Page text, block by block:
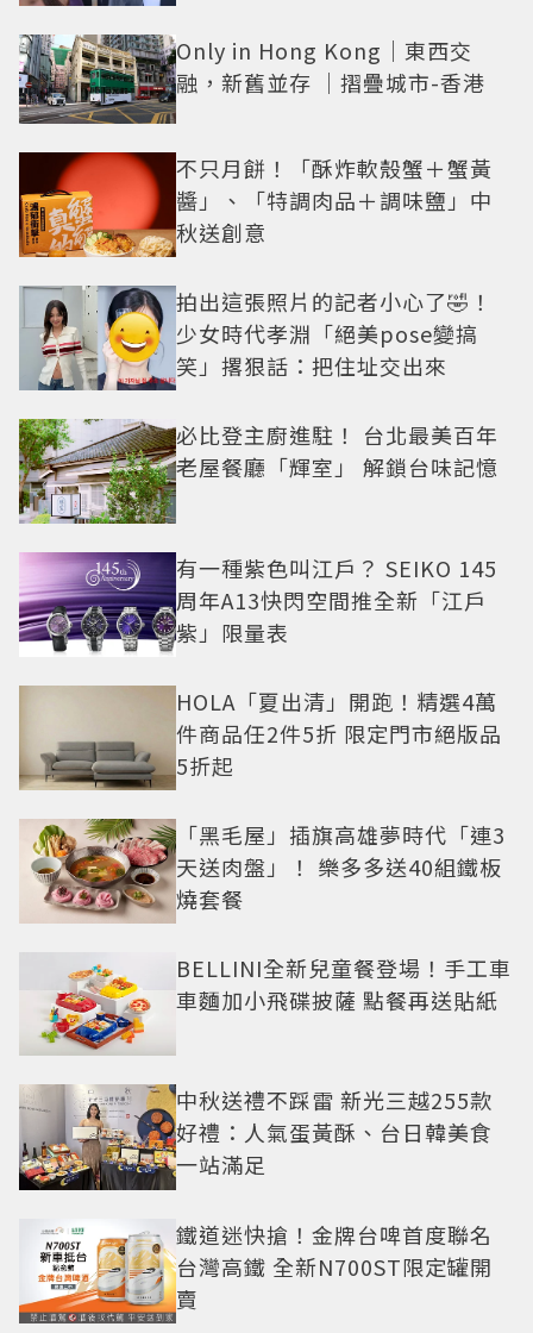
Only in Hong Kong｜東西交
融，新舊並存 ｜摺疊城市-香港
不只月餅！「酥炸軟殼蟹＋蟹黃
醬」、「特調肉品＋調味鹽」中
秋送創意
拍出這張照片的記者小心了🤣！
少女時代孝淵「絕美pose變搞
笑」撂狠話：把住址交出來
必比登主廚進駐！ 台北最美百年
老屋餐廳「輝室」 解鎖台味記憶
有一種紫色叫江戶？ SEIKO 145
周年A13快閃空間推全新「江戶
紫」限量表
HOLA「夏出清」開跑！精選4萬
件商品任2件5折 限定門市絕版品
5折起
「黑毛屋」插旗高雄夢時代「連3
天送肉盤」！ 樂多多送40組鐵板
燒套餐
BELLINI全新兒童餐登場！手工車
車麵加小飛碟披薩 點餐再送貼紙
中秋送禮不踩雷 新光三越255款
好禮：人氣蛋黃酥、台日韓美食
一站滿足
鐵道迷快搶！金牌台啤首度聯名
台灣高鐵 全新N700ST限定罐開
賣